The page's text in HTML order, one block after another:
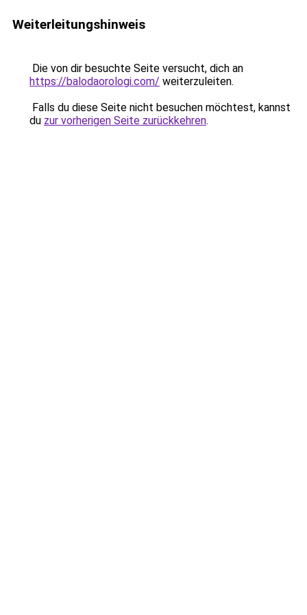
Weiterleitungshinweis
Die von dir besuchte Seite versucht, dich an
https://balodaorologi.com/ weiterzuleiten.
Falls du diese Seite nicht besuchen möchtest, kannst
du zur vorherigen Seite zurückkehren.